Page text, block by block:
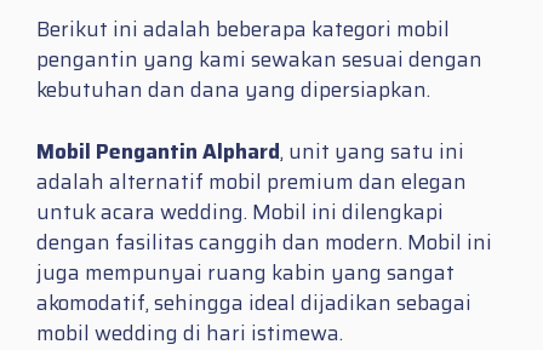
Berikut ini adalah beberapa kategori mobil
pengantin yang kami sewakan sesuai dengan
kebutuhan dan dana yang dipersiapkan.
Mobil Pengantin Alphard, unit yang satu ini
adalah alternatif mobil premium dan elegan
untuk acara wedding. Mobil ini dilengkapi
dengan fasilitas canggih dan modern. Mobil ini
juga mempunyai ruang kabin yang sangat
akomodatif, sehingga ideal dijadikan sebagai
mobil wedding di hari istimewa.